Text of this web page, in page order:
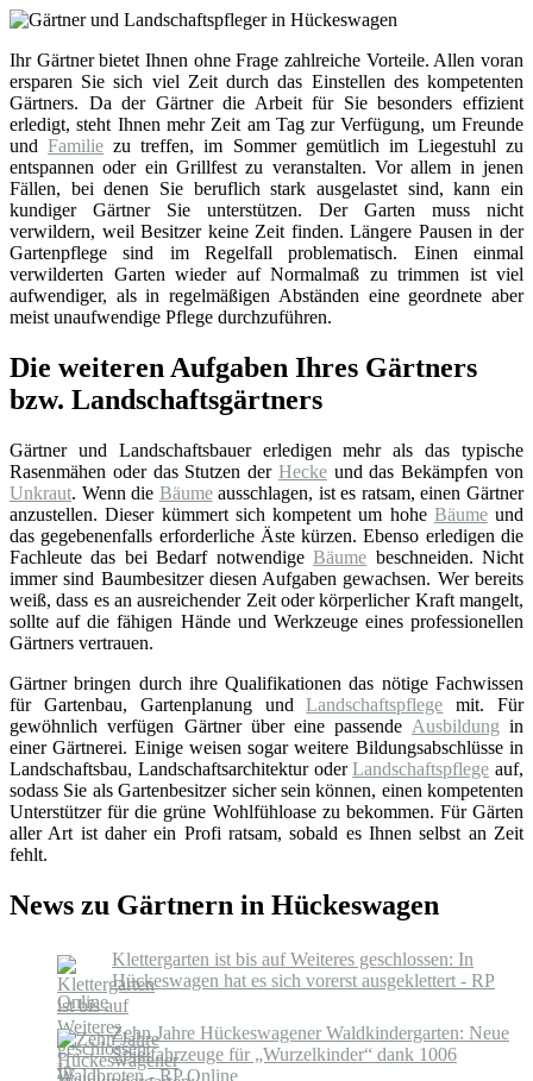
Ihr Gärtner bietet Ihnen ohne Frage zahlreiche Vorteile. Allen voran
ersparen Sie sich viel Zeit durch das Einstellen des kompetenten
Gärtners. Da der Gärtner die Arbeit für Sie besonders effizient
erledigt, steht Ihnen mehr Zeit am Tag zur Verfügung, um Freunde
undFamilie zu treffen, im Sommer gemütlich im Liegestuhl zu
entspannen oder ein Grillfest zu veranstalten. Vor allem in jenen
Fällen, bei denen Sie beruflich stark ausgelastet sind, kann ein
kundiger Gärtner Sie unterstützen. Der Garten muss nicht
verwildern, weil Besitzer keine Zeit finden. Längere Pausen in der
Gartenpflege sind im Regelfall problematisch. Einen einmal
verwilderten Garten wieder auf Normalmaß zu trimmen ist viel
aufwendiger, als in regelmäßigen Abständen eine geordnete aber
meist unaufwendige Pflege durchzuführen.
Die weiteren Aufgaben Ihres Gärtners
bzw. Landschaftsgärtners
Gärtner und Landschaftsbauer erledigen mehr als das typische
Rasenmähen oder das Stutzen der Heckeund das Bekämpfen von
Unkraut. Wenn die Bäumeausschlagen, ist es ratsam, einen Gärtner
anzustellen. Dieser kümmert sich kompetent um hohe Bäumeund
das gegebenenfalls erforderliche Äste kürzen. Ebenso erledigen die
Fachleute das bei Bedarf notwendigeBäume beschneiden. Nicht
immer sind Baumbesitzer diesen Aufgaben gewachsen. Wer bereits
weiß, dass es an ausreichender Zeit oder körperlicher Kraft mangelt,
sollte auf die fähigen Hände und Werkzeuge eines professionellen
Gärtners vertrauen.
Gärtner bringen durch ihre Qualifikationen das nötige Fachwissen
für Gartenbau, Gartenplanung undLandschaftspflege mit. Für
gewöhnlich verfügen Gärtner über eine passende Ausbildung in
einer Gärtnerei. Einige weisen sogar weitere Bildungsabschlüsse in
Landschaftsbau, Landschaftsarchitektur oderLandschaftspflege auf,
sodass Sie als Gartenbesitzer sicher sein können, einen kompetenten
Unterstützer für die grüne Wohlfühloase zu bekommen. Für Gärten
aller Art ist daher ein Profi ratsam, sobald es Ihnen selbst an Zeit
fehlt.
News zu Gärtnern in Hückeswagen
Klettergarten ist bis auf Weiteres geschlossen: In
Hückeswagen hat es sich vorerst ausgeklettert - RP
Online
Zehn Jahre Hückeswagener Waldkindergarten: Neue
Spielfahrzeuge für „Wurzelkinder“ dank 1006
Waldbroten - RP Online